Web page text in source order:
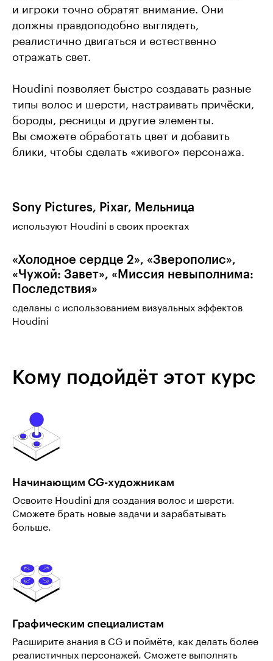
и игроки точно обратят внимание. Они
должны правдоподобно выглядеть,
реалистично двигаться и естественно
отражать свет.
Houdini позволяет быстро создавать разные
типы волос и шерсти, настраивать причёски,
бороды, ресницы и другие элементы.
Вы сможете обработать цвет и добавить
блики, чтобы сделать «живого» персонажа.
Sony Pictures, Pixar, Мельница
используют Houdini в своих проектах
«Холодное сердце 2», «Зверополис»,
«Чужой: Завет», «Миссия невыполнима:
Последствия»
сделаны с использованием визуальных эффектов
Houdini
Кому подойдёт этот курс
Начинающим CG-художникам
Освоите Houdini для создания волос и шерсти.
Сможете брать новые задачи и зарабатывать
больше.
Графическим специалистам
Расширите знания в CG и поймёте, как делать более
реалистичных персонажей. Сможете выполнять